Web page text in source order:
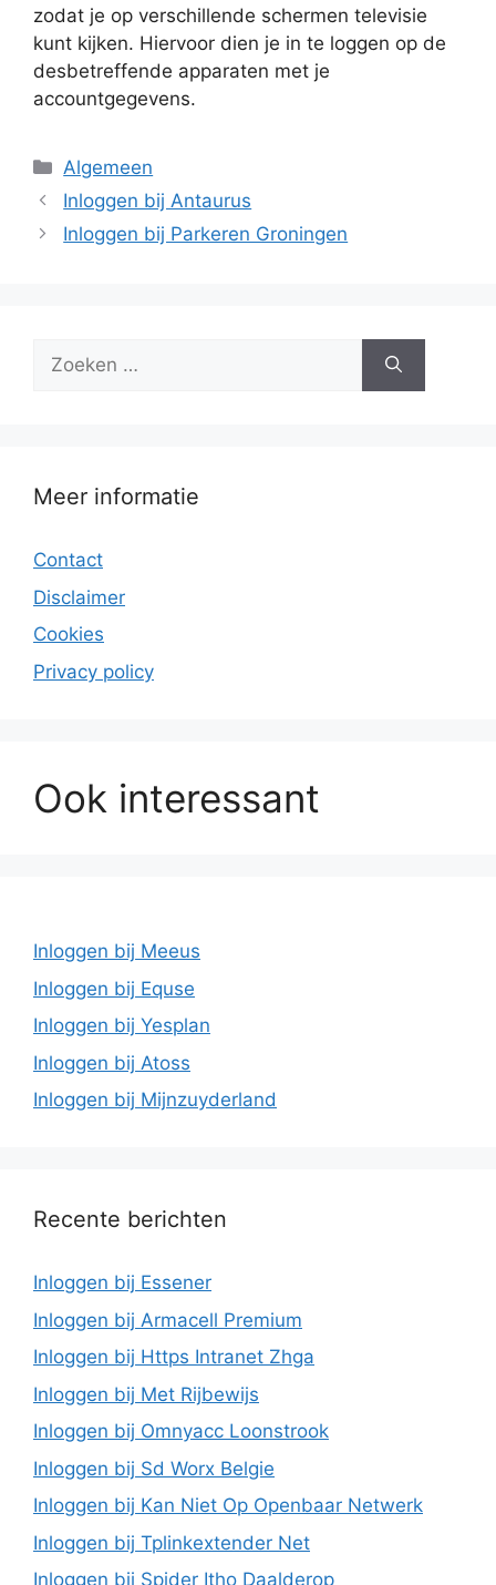
zodat je op verschillende schermen televisie
kunt kijken. Hiervoor dien je in te loggen op de
desbetreffende apparaten met je
accountgegevens.
Categorieën
Algemeen
Inloggen bij Antaurus
Inloggen bij Parkeren Groningen
Zoek
Meer informatie
Contact
Disclaimer
Cookies
Privacy policy
Ook interessant
Inloggen bij Meeus
Inloggen bij Equse
Inloggen bij Yesplan
Inloggen bij Atoss
Inloggen bij Mijnzuyderland
Recente berichten
Inloggen bij Essener
Inloggen bij Armacell Premium
Inloggen bij Https Intranet Zhga
Inloggen bij Met Rijbewijs
Inloggen bij Omnyacc Loonstrook
Inloggen bij Sd Worx Belgie
Inloggen bij Kan Niet Op Openbaar Netwerk
Inloggen bij Tplinkextender Net
Inloggen bij Spider Itho Daalderop